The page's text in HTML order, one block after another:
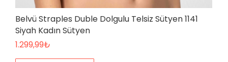
Belvü Straples Duble Dolgulu Telsiz Sütyen 1141
Siyah Kadın Sütyen
1.299,99₺